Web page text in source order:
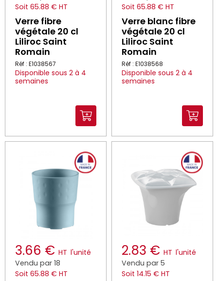
Soit 65.88 € HT
Verre fibre
végétale 20 cl
Liliroc Saint
Romain
Réf : E1038567
Disponible sous 2 à 4
semaines
Soit 65.88 € HT
Verre blanc fibre
végétale 20 cl
Liliroc Saint
Romain
Réf : E1038568
Disponible sous 2 à 4
semaines
3.66 € HT l'unité
Vendu par 18
Soit 65.88 € HT
2.83 € HT l'unité
Vendu par 5
Soit 14.15 € HT